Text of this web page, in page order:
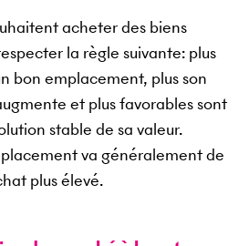
acheter des biens
la règle suivante: plus
bon emplacement, plus son
et plus favorables sont
stable de sa valeur.
va généralement de
plus élevé.